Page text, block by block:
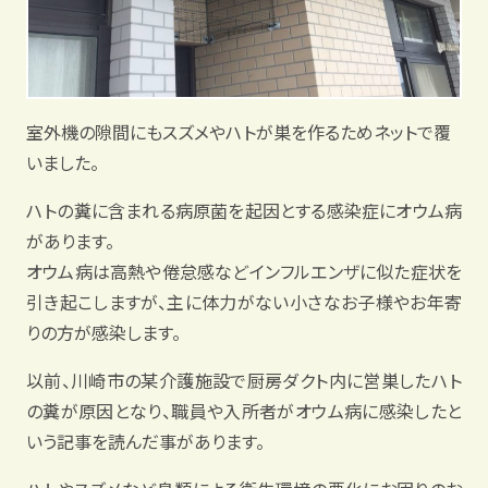
室外機の隙間にもスズメやハトが巣を作るためネットで覆
いました。
ハトの糞に含まれる病原菌を起因とする感染症にオウム病
があります。
オウム病は高熱や倦怠感などインフルエンザに似た症状を
引き起こしますが、主に体力がない小さなお子様やお年寄
りの方が感染します。
以前、川崎市の某介護施設で厨房ダクト内に営巣したハト
の糞が原因となり、職員や入所者がオウム病に感染したと
いう記事を読んだ事があります。